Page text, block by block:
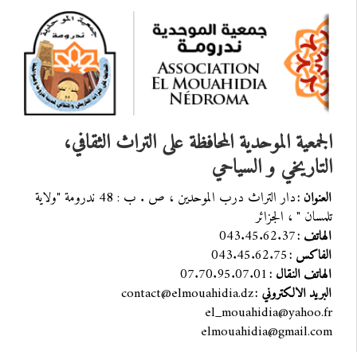
الجمعية الموحدية المحافظة على التراث الثقافي،
التاريخي و السياحي
العنوان :
دار التراث درب الموحدين ، ص . ب : 48 ندرومة "ولاية
تلمسان " ، الجزائر
الهاتف :043.45.62.37
الفاكس :043.45.62.75
الهاتف النقال :07.70.95.07.01
البريد الالكتروني :contact@elmouahidia.dz
el_mouahidia@yahoo.fr
elmouahidia@gmail.com